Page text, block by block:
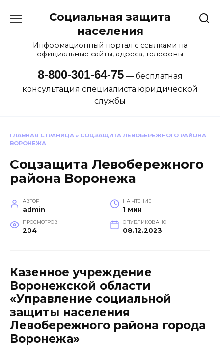
Социальная защита
населения
Информационный портал с ссылками на
официальные сайты, адреса, телефоны
8-800-301-64-75— бесплатная
консультация специалиста юридической
службы
ГЛАВНАЯ СТРАНИЦА » СОЦЗАЩИТА ЛЕВОБЕРЕЖНОГО РАЙОНА
ВОРОНЕЖА
Соцзащита Левобережного
района Воронежа
АВТОР
admin
НА ЧТЕНИЕ
1 мин
ПРОСМОТРОВ
204
ОПУБЛИКОВАНО
08.12.2023
Казенное учреждение
Воронежской области
«Управление социальной
защиты населения
Левобережного района города
Воронежа»